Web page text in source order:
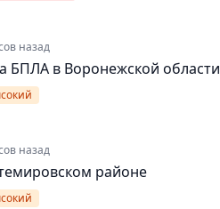
назад
БПЛА в Воронежской области
назад
районе